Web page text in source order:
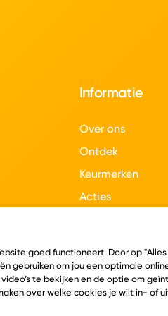
Informatie
Over ons
Ontdek
Keurmerken
Acties
goed functioneert. Door op "Alles
gebruiken om jou een optimale
te bekijken en de optie om
over welke cookies je wilt in- of